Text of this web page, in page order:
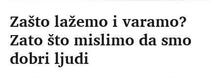
Zašto lažemo i varamo?
Zato što mislimo da smo
dobri ljudi